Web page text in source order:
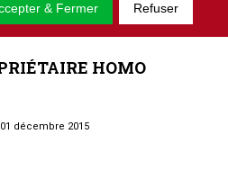
HOMO
décembre 2015
& Fermer Refuser